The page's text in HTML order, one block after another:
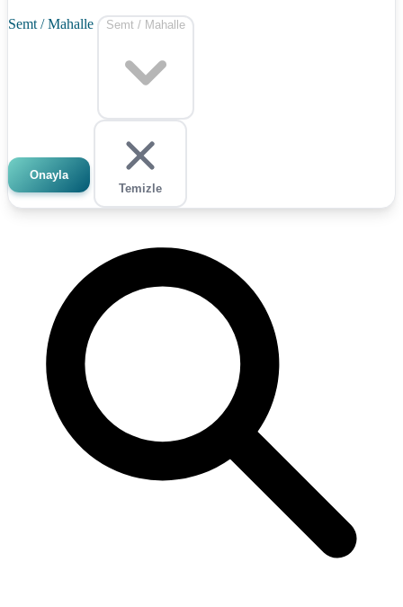
Semt / Mahalle Semt / Mahalle
Onayla
Temizle